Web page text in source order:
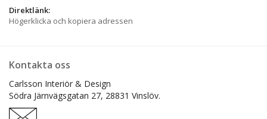
Direktlänk:
Högerklicka och kopiera adressen
Kontakta oss
Carlsson Interiör & Design
Södra Järnvägsgatan 27, 28831 Vinslöv.